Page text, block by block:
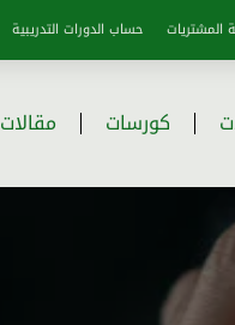
المشتريات حساب الدورات التدريبية
كورسات مقالات